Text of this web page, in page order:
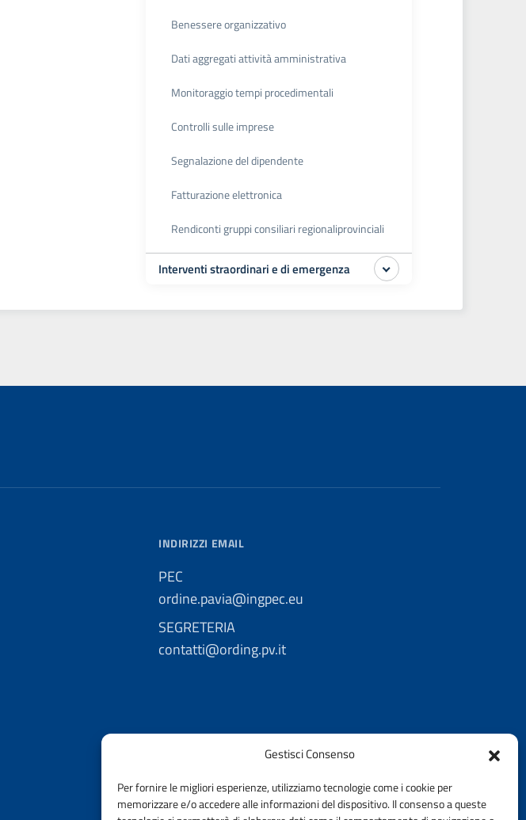
Gestisci Consenso
Per fornire le migliori esperienze, utilizziamo tecnologie come i cookie per
memorizzare e/o accedere alle informazioni del dispositivo. Il consenso a queste
Benessere organizzativo
Dati aggregati attività amministrativa
Monitoraggio tempi procedimentali
Controlli sulle imprese
Segnalazione del dipendente
Fatturazione elettronica
Rendiconti gruppi consiliari regionaliprovinciali
Interventi straordinari e di emergenza
INDIRIZZI EMAIL
PEC
ordine.pavia@ingpec.eu
SEGRETERIA
contatti@ording.pv.it